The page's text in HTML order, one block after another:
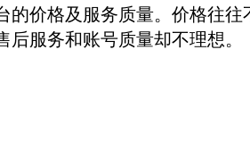
价格及服务质量。价格往
服务和账号质量却不理想。